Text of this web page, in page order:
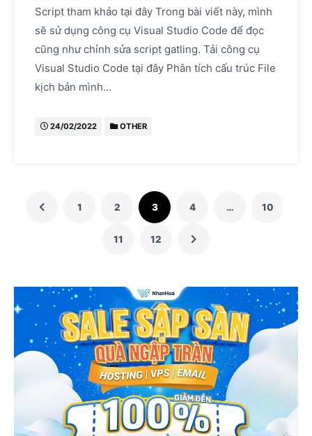
Script tham khảo tại đây Trong bài viết này, mình
sẽ sử dụng công cụ Visual Studio Code để đọc
cũng như chỉnh sửa script gatling. Tải công cụ
Visual Studio Code tại đây Phân tích cấu trúc File
kịch bản mình…
24/02/2022 OTHER
1 2 3 4 … 10
11 12